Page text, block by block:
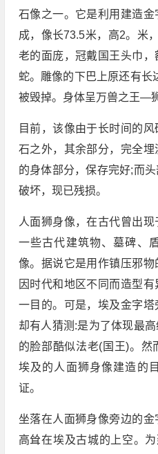
石像之一。它是利用建造
成，像长73.5米，高2。米
老的面庞，冠戴国王头巾
蛇。雕像的下巴上原还有长
被毁掉。身体呈万兽之王—
目前，该像由于长时间的
石之外，其余部分，完全
的身体部分，保存完好;而
破坏，现已残损。
人面狮身像，在古代曾出
一些古代建筑物、墓碑、
像。据说它是用作镇压邪物
因时代和地区不同而造型
一目的。可是，埃及金字
却有人猜测:是为了体现最
的脸部酷似法老(国王)。然
埃及的人面狮身像建造的
证。
坐落在人面狮身像旁边的
高耸在埃及古城的上空。